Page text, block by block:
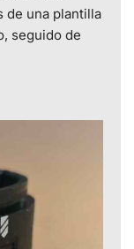
de una plantilla
seguido de